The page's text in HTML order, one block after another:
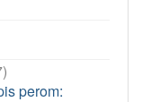
perom: